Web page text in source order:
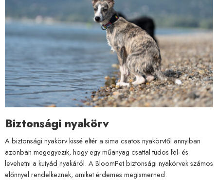
Biztonsági nyakörv
A biztonsági nyakörv kissé eltér a sima csatos nyakörvtől annyiban
azonban megegyezik, hogy egy műanyag csattal tudos fel- és
levehetni a kutyád nyakáról. A BloomPet biztonsági nyakörvek számos
előnnyel rendelkeznek, amiket érdemes megismerned.